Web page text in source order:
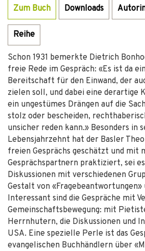
Zum Buch Downloads
Reihe
Schon 1931 bemerkte Dietrich
freie Rede im Gespräch: «Es ist da
Bereitschaft für den Einwand, der
zielen soll, und dabei eine derartige
ein ungestümes Drängen auf die
stolz oder bescheiden,
unsicher reden kann.» Besonders in
Lebensjahrzehnt hat der Basler
freien Gesprächs geschätzt und mit
Gesprächspartnern praktiziert, sei
Diskussionen mit verschiedenen
Gestalt von «Fragebeantwortungen»
Interessant sind die Gespräche mit
Gemeinschaftsbewegung: mit
Herrnhutern, die Diskussionen und
USA. Eine spezielle Perle ist das
evangelischen Buchhändlern über